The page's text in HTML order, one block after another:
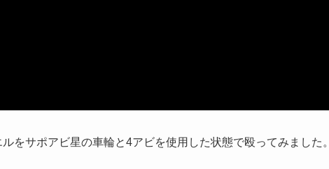
をサポアビ星の車輪と4アビを使用した状態で殴ってみました。